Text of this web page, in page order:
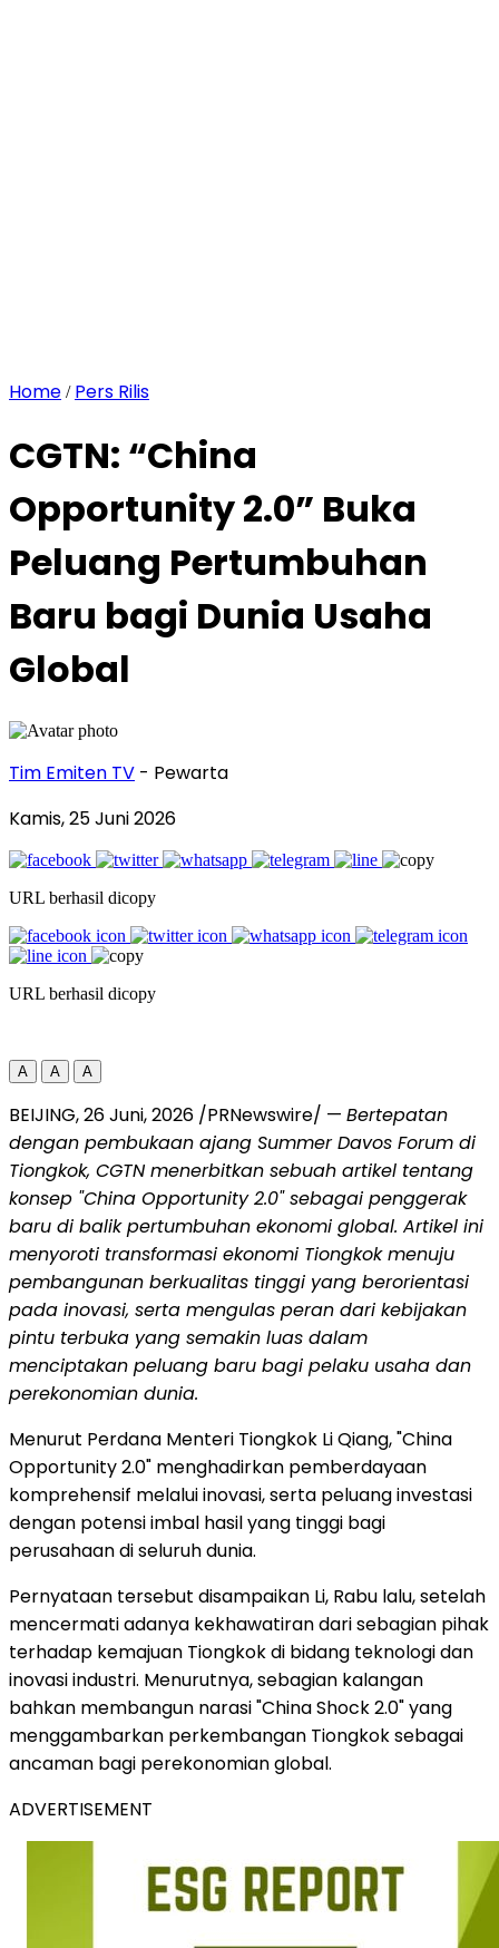
Home / Pers Rilis
CGTN: “China
Opportunity 2.0” Buka
Peluang Pertumbuhan
Baru bagi Dunia Usaha
Global
Tim Emiten TV - Pewarta
Kamis, 25 Juni 2026
URL berhasil dicopy
URL berhasil dicopy
A A A
BEIJING,26 Juni, 2026 /PRNewswire/ — Bertepatan
dengan pembukaan ajang Summer Davos Forum di
Tiongkok, CGTN menerbitkan sebuah artikel tentang
konsep "China Opportunity 2.0" sebagai penggerak
baru di balik pertumbuhan ekonomi global. Artikel ini
menyoroti transformasi ekonomi Tiongkok menuju
pembangunan berkualitas tinggi yang berorientasi
pada inovasi, serta mengulas peran dari kebijakan
pintu terbuka yang semakin luas dalam
menciptakan peluang baru bagi pelaku usaha dan
perekonomian dunia.
Menurut Perdana Menteri Tiongkok Li Qiang, "China
Opportunity 2.0" menghadirkan pemberdayaan
komprehensif melalui inovasi, serta peluang investasi
dengan potensi imbal hasil yang tinggi bagi
perusahaan di seluruh dunia.
Pernyataan tersebut disampaikan Li, Rabu lalu, setelah
mencermati adanya kekhawatiran dari sebagian pihak
terhadap kemajuan Tiongkok di bidang teknologi dan
inovasi industri. Menurutnya, sebagian kalangan
bahkan membangun narasi "China Shock 2.0" yang
menggambarkan perkembangan Tiongkok sebagai
ancaman bagi perekonomian global.
ADVERTISEMENT